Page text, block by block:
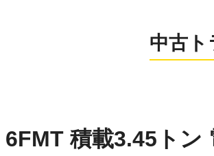
中古ト
積載3.45トン